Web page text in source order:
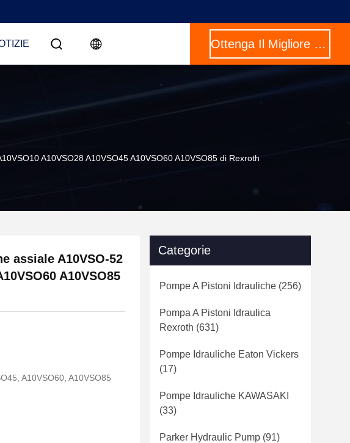
Ottenga Il Migliore Prezzo
A10VSO28 A10VSO45 A10VSO60 A10VSO85 di Rexroth
assiale A10VSO-52
A10VSO85
A10VSO60, A10VSO85
Categorie
Pompe A Pistoni Idrauliche (256)
Pompa A Pistoni Idraulica
Rexroth (631)
Pompe Idrauliche Eaton Vickers
(17)
Pompe Idrauliche KAWASAKI
(33)
Parker Hydraulic Pump (91)